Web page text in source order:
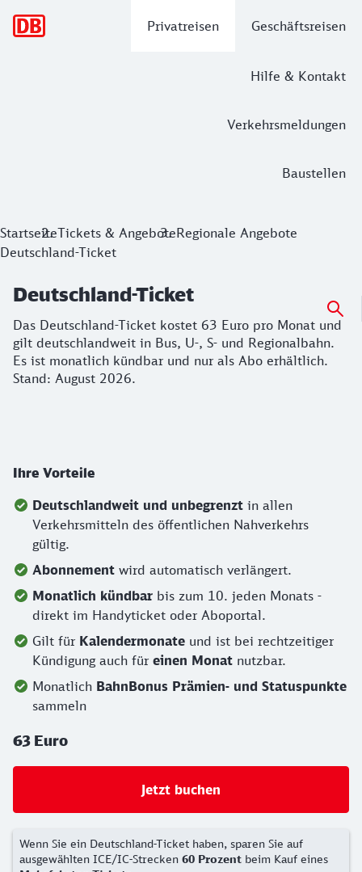
Privatreisen Geschäftsreisen
Hilfe & Kontakt
Verkehrsmeldungen
Baustellen
Deutschland-Ticket
StartseiteTickets & AngeboteRegionale Angebote
Deutschland-Ticket
Deutschland-Ticket
Das Deutschland-Ticket kostet 63 Euro pro Monat und
gilt deutschlandweit in Bus, U-, S- und Regionalbahn.
Es ist monatlich kündbar und nur als Abo erhältlich.
Stand: August 2026.
Ihre Vorteile
Deutschlandweit und unbegrenzt in allen
Verkehrsmitteln des öffentlichen Nahverkehrs
gültig.
Abonnement wird automatisch verlängert.
Monatlich kündbar bis zum 10. jeden Monats -
direkt im Handyticket oder Aboportal.
Gilt für Kalendermonate und ist bei rechtzeitiger
Kündigung auch für einen Monat nutzbar.
Monatlich BahnBonus Prämien- und Statuspunkte
sammeln
63 Euro
Jetzt buchen
Wenn Sie ein Deutschland-Ticket haben, sparen Sie auf
ausgewählten ICE/IC-Strecken 60 Prozent beim Kauf eines